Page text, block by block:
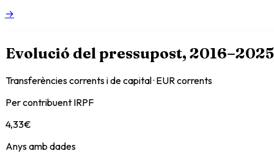
→
Evolució del pressupost, 2016–2025
Transferències corrents i de capital · EUR corrents
Per contribuent IRPF
4,33€
Anys amb dades